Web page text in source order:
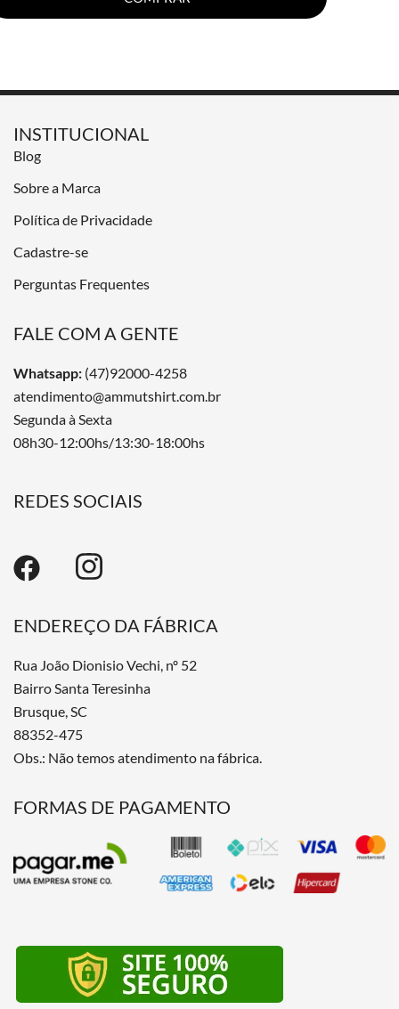
INSTITUCIONAL
Blog
Sobre a Marca
Política de Privacidade
Cadastre-se
Perguntas Frequentes
FALE COM A GENTE
Whatsapp: (47)92000-4258
atendimento@ammutshirt.com.br
Segunda à Sexta
08h30-12:00hs/13:30-18:00hs
REDES SOCIAIS
ENDEREÇO DA FÁBRICA
Rua João Dionisio Vechi, nº 52
Bairro Santa Teresinha
Brusque, SC
88352-475
Obs.: Não temos atendimento na fábrica.
FORMAS DE PAGAMENTO